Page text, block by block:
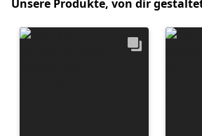
Unsere Produkte, von dir